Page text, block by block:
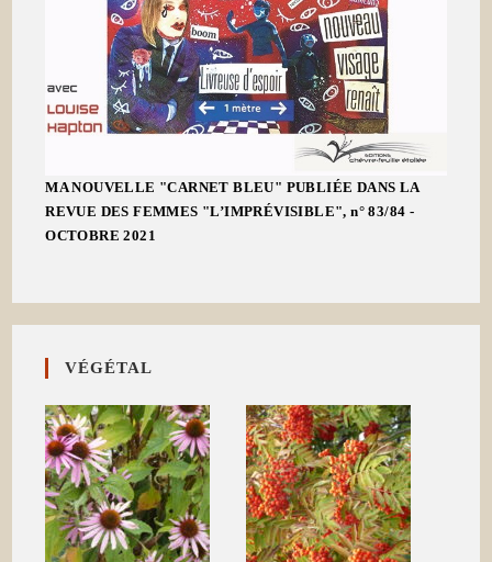
MA NOUVELLE "CARNET BLEU" PUBLIÉE DANS LA
REVUE DES FEMMES "L’IMPRÉVISIBLE", n° 83/84 -
OCTOBRE 2021
VÉGÉTAL